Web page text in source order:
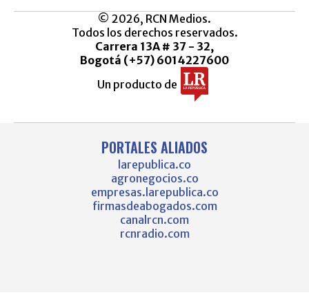
© 2026, RCN Medios.
Todos los derechos reservados.
Carrera 13A # 37 - 32,
Bogotá (+57) 6014227600
Un producto de
PORTALES ALIADOS
larepublica.co
agronegocios.co
empresas.larepublica.co
firmasdeabogados.com
canalrcn.com
rcnradio.com